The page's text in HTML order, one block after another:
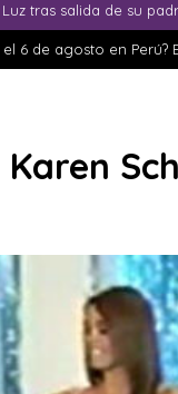
tras salida de su
6 de agosto en Perú?